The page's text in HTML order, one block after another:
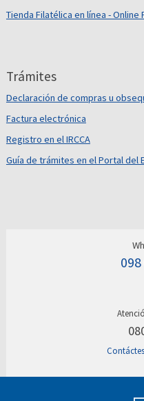
Tienda Filatélica en línea - Online
Trámites
Declaración de compras u
Factura electrónica
Registro en el IRCCA
Guía de trámites en el Portal del